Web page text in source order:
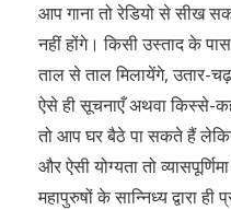
आप गाना तो रेडियो से सीख
नहीं होंगे। किसी उस्ताद के
ताल से ताल मिलायेंगे, उतार-
ऐसे ही सूचनाएँ अथवा किस्से-
तो आप घर बैठे पा सकते हैं
और ऐसी योग्यता तो
महापुरुषों के सान्निध्य द्वारा